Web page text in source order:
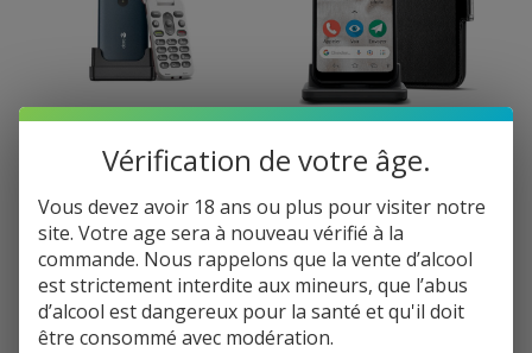
Téléphone simple
écran, des touches larges
et espacées, des sons
clairs et puissants ou
encore un flash intégré !
82,99€
Select
options
Cuir
utiliser et à adopter avec
socle chargeur et étui
porte-feuille
239,90€
Vérification de votre âge.
Vous devez avoir 18 ans ou plus pour visiter notre
site. Votre age sera à nouveau vérifié à la
commande. Nous rappelons que la vente d’alcool
est strictement interdite aux mineurs, que l’abus
d’alcool est dangereux pour la santé et qu'il doit
être consommé avec modération.